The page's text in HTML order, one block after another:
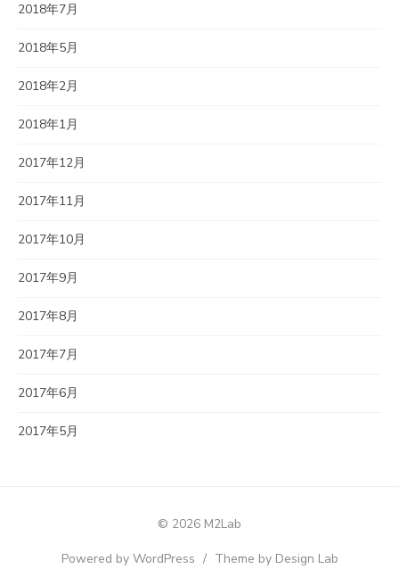
2018年7月
2018年5月
2018年2月
2018年1月
2017年12月
2017年11月
2017年10月
2017年9月
2017年8月
2017年7月
2017年6月
2017年5月
© 2026 M2Lab
Powered by WordPress / Theme by Design Lab